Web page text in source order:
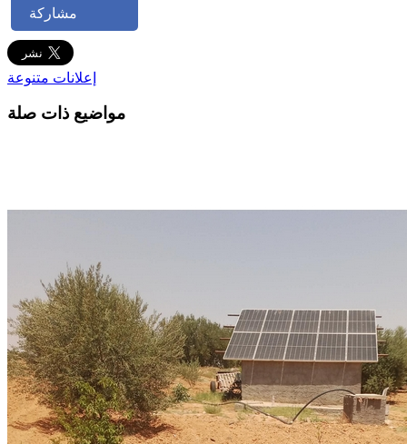
مشاركة
إعلانات متنوعة
مواضيع ذات صلة